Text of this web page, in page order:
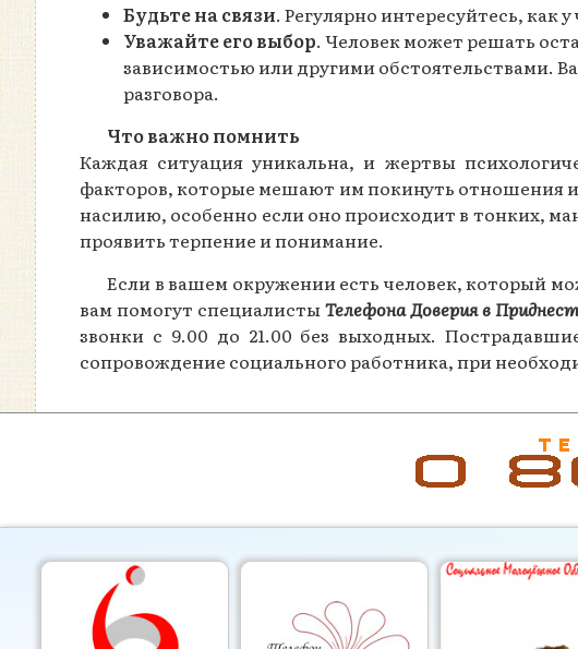
Будьте на связи. Регулярно интересуйтесь, как
Уважайте его выбор. Человек может решать
зависимостью или другими обстоятельствами.
разговора.
Что важно помнить
Каждая ситуация уникальна, и жертвы
факторов, которые мешают им покинуть отношения
насилию, особенно если оно происходит в тонких,
проявить терпение и понимание.
Если в вашем окружении есть человек, который
вам помогут специалистыТелефона Доверия в
звонки с 9.00 до 21.00 без выходных.
сопровождение социального работника, при